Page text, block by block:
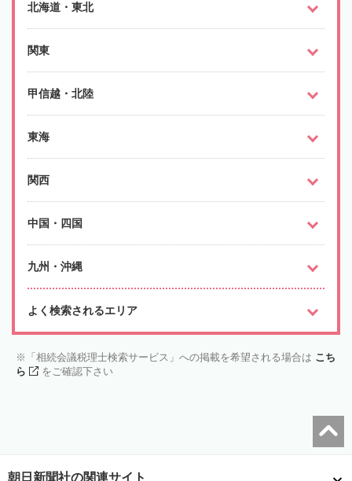
北海道・東北
関東
甲信越・北陸
東海
関西
中国・四国
九州・沖縄
よく検索されるエリア
「相続会議税理士検索サービス」への掲載を希望される場合は こち
ら
をご確認下さい
朝日新聞社の関連サイト